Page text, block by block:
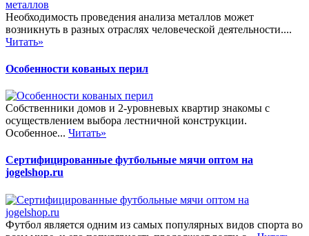
Необходимость проведения анализа металлов может
возникнуть в разных отраслях человеческой деятельности....
Читать»
Особенности кованых перил
Собственники домов и 2-уровневых квартир знакомы с
осуществлением выбора лестничной конструкции.
Особенное... Читать»
Сертифицированные футбольные мячи оптом на
jogelshop.ru
Футбол является одним из самых популярных видов спорта во